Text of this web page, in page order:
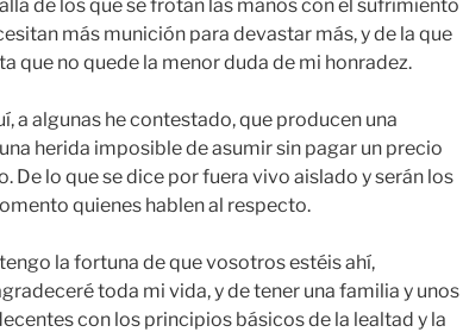
de los que se frotan las manos con el sufrimiento
más munición para devastar más, y de la que
que no quede la menor duda de mi honradez.
a algunas he contestado, que producen una
herida imposible de asumir sin pagar un precio
De lo que se dice por fuera vivo aislado y serán los
quienes hablen al respecto.
la fortuna de que vosotros estéis ahí,
toda mi vida, y de tener una familia y unos
con los principios básicos de la lealtad y la